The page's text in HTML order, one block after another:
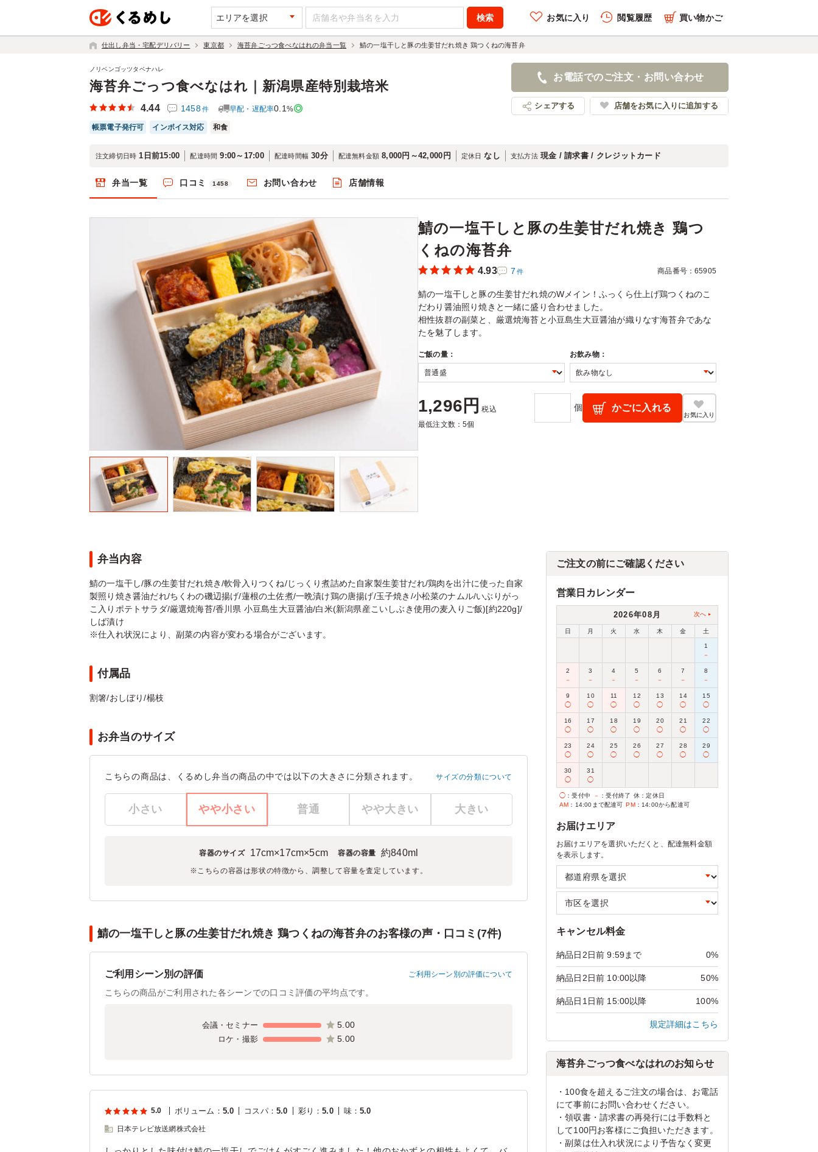
エリアを選択 お気に入り 閲覧履歴
履歴を全件削除する
鶏つくねの海苔弁
店舗名：海苔弁ごっつ食べなはれ
買い物かご
仕出し弁当・宅配デリバリー 東京都 海苔弁ごっつ食べなはれの弁当一覧 鯖の一塩干しと豚の生姜甘だれ焼き 鶏つくねの海苔弁
海苔弁ごっつ食べなはれ｜新潟県産特別栽培米
ノリベンゴッツタベナハレ
4.44 1458件 早配・遅配率0.1 %
帳票電子発行可 インボイス対応 和食
お電話でのご注文・お問い合わせ
シェアする 店舗をお気に入りに追加する
注文締切日時 1日前15:00 配達時間 9:00～17:00 配達時間幅 30分 配達無料金額 8,000円～42,000円 定休日 なし 支払方法 現金 / 請求書 / クレジットカード
弁当一覧 口コミ 1458 お問い合わせ 店舗情報
鯖の一塩干しと豚の生姜甘だれ焼き 鶏つ
くねの海苔弁
4.93 7 件 商品番号：65905
鯖の一塩干しと豚の生姜甘だれ焼のWメイン！ふっくら仕上げ鶏つくねのこ
だわり醤油照り焼きと一緒に盛り合わせました。
相性抜群の副菜と、厳選焼海苔と小豆島生大豆醤油が織りなす海苔弁であな
たを魅了します。
ご飯の量： お飲み物：
1,296円 税込
最低注文数：5個
個 かごに入れる
お気に入り
弁当内容
鯖の一塩干し/豚の生姜甘だれ焼き/軟骨入りつくね/じっくり煮詰めた自家製生姜甘だれ/鶏肉を出汁に使った自家
製照り焼き醤油だれ/ちくわの磯辺揚げ/蓮根の土佐煮/一晩漬け鶏の唐揚げ/玉子焼き/小松菜のナムル/いぶりがっ
こ入りポテトサラダ/厳選焼海苔/香川県 小豆島生大豆醤油/白米(新潟県産こいしぶき使用の麦入りご飯)[約220g]/
しば漬け
※仕入れ状況により、副菜の内容が変わる場合がございます。
付属品
割箸/おしぼり/楊枝
お弁当のサイズ
こちらの商品は、くるめし弁当の商品の中では以下の大きさに分類されます。 サイズの分類について
小さい やや小さい 普通 やや大きい 大きい
容器のサイズ 17cm×17cm×5cm 容器の容量 約840ml
※こちらの容器は形状の特徴から、調整して容量を査定しています。
鯖の一塩干しと豚の生姜甘だれ焼き 鶏つくねの海苔弁のお客様の声・口コミ(7件)
ご利用シーン別の評価 ご利用シーン別の評価について
こちらの商品がご利用された各シーンでの口コミ評価の平均点です。
会議・セミナー 5.00
ロケ・撮影 5.00
5.0 ボリューム ： 5.0 コスパ： 5.0 彩り ：5.0 味：5.0
日本テレビ放送網株式会社
ご注文の前にご確認ください
営業日カレンダー
2026年08月 次へ
日 月 火 水 木 金 土
1
－
2
－
3
－
4
－
5
－
6
－
7
－
8
－
9
◯
10
◯
11
◯
12
◯
13
◯
14
◯
15
◯
16
◯
17
◯
18
◯
19
◯
20
◯
21
◯
22
◯
23
◯
24
◯
25
◯
26
◯
27
◯
28
◯
29
◯
30
◯
31
◯
◯ ：受付中 － ：受付終了 休 ：定休日
AM ：14:00まで配達可 PM：14:00から配達可
お届けエリア
お届けエリアを選択いただくと、配達無料金額
を表示します。
キャンセル料金
納品日2日前 9:59まで 0%
納品日2日前 10:00以降 50%
納品日1日前 15:00以降 100%
規定詳細はこちら
海苔弁ごっつ食べなはれのお知らせ
・100食を超えるご注文の場合は、お電話
にて事前にお問い合わせください。
・領収書・請求書の再発行には手数料と
して100円お客様にご負担いただきます。
・副菜は仕入れ状況により予告なく変更